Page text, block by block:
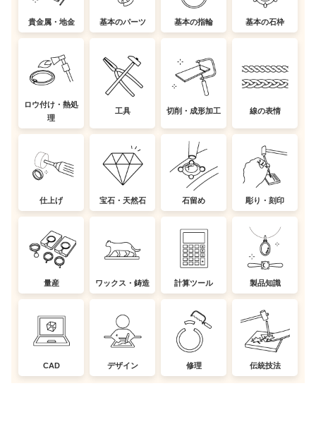
貴金属・地金 基本のパーツ 基本の指輪 基本の石枠
ロウ付け・熱処
理
工具 切削・成形加工 線の表情
仕上げ 宝石・天然石 石留め 彫り・刻印
量産 ワックス・鋳造 計算ツール 製品知識
CAD デザイン 修理 伝統技法